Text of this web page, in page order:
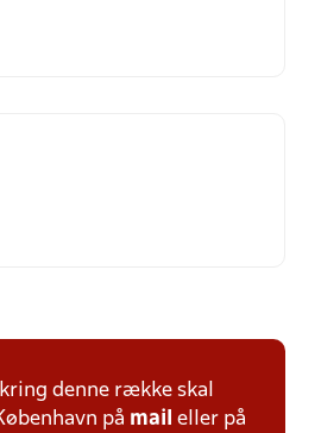
denne række skal
på mail eller på